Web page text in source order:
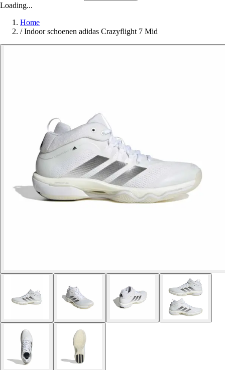
Loading...
Home
/ Indoor schoenen adidas Crazyflight 7 Mid